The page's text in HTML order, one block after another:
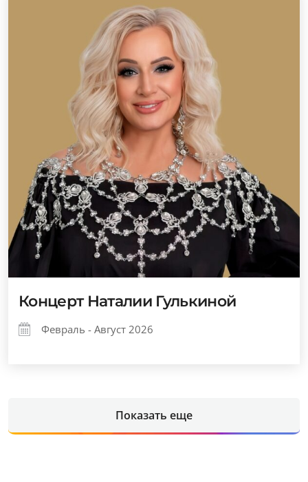
Концерт Наталии Гулькиной
Февраль - Август 2026
Показать еще